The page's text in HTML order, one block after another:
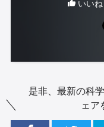
いい
是非、最新の科
ェア